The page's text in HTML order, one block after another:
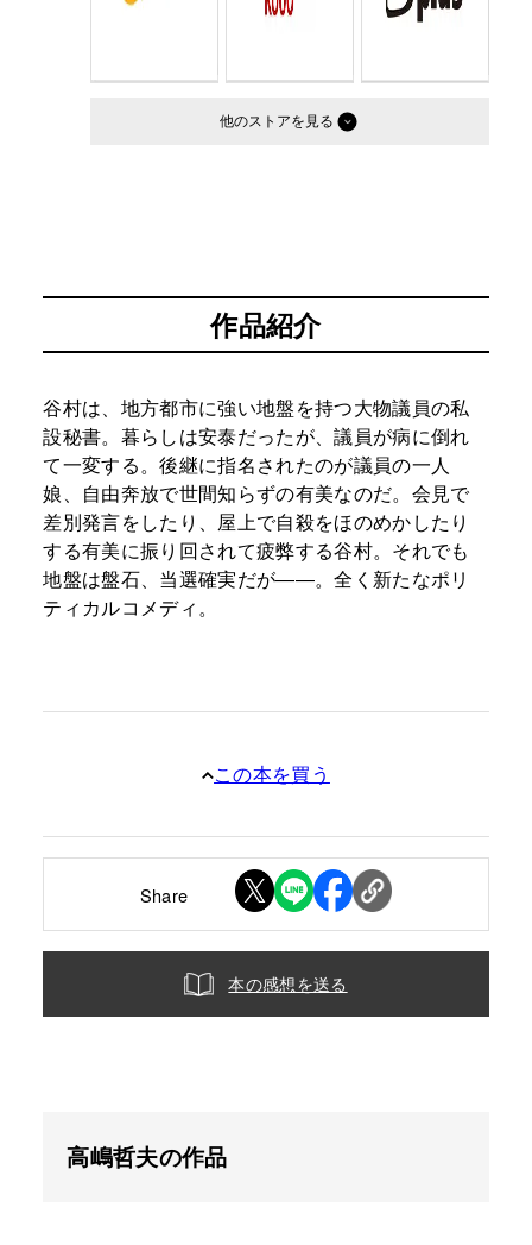
他のストア
作品紹介
谷村は、地方都市に強い地盤を持つ大物議員の私
設秘書。暮らしは安泰だったが、議員が病に倒れ
て一変する。後継に指名されたのが議員の一人
娘、自由奔放で世間知らずの有美なのだ。会見で
差別発言をしたり、屋上で自殺をほのめかしたり
する有美に振り回されて疲弊する谷村。それでも
地盤は盤石、当選確実だが――。全く新たなポリ
ティカルコメディ。
この本を買う
Share
本の感想を送る
高嶋哲夫の作品